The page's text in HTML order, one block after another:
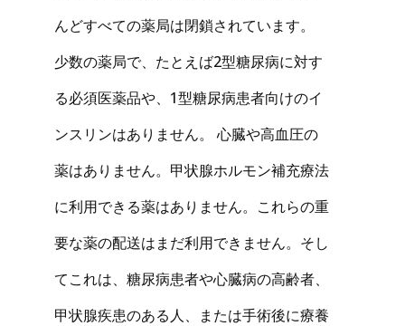
んどすべての薬局は閉鎖されています。
少数の薬局で、たとえば2型糖尿病に対す
る必須医薬品や、1型糖尿病患者向けのイ
ンスリンはありません。 心臓や高血圧の
薬はありません。甲状腺ホルモン補充療法
に利用できる薬はありません。これらの重
要な薬の配送はまだ利用できません。そし
てこれは、糖尿病患者や心臓病の高齢者、
甲状腺疾患のある人、または手術後に療養